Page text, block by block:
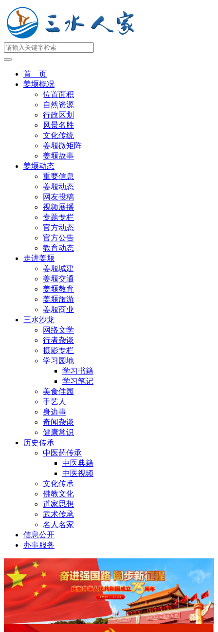
首 页
姜堰概况
位置面积
自然资源
行政区划
风景名胜
文化传统
姜堰微矩阵
姜堰故事
姜堰动态
重要信息
姜堰动态
网友投稿
视频展播
专题专栏
官方动态
官方公告
教育动态
走进姜堰
姜堰城建
姜堰交通
姜堰教育
姜堰旅游
姜堰商业
三水沙龙
网络文学
行者杂谈
摄影专栏
学习园地
学习书籍
学习笔记
美食佳园
手艺人
身边事
奇闻杂谈
健康常识
历史传承
中医药传承
中医典籍
中医视频
文化传承
佛教文化
道家思想
武术传承
名人名家
信息公开
办事服务